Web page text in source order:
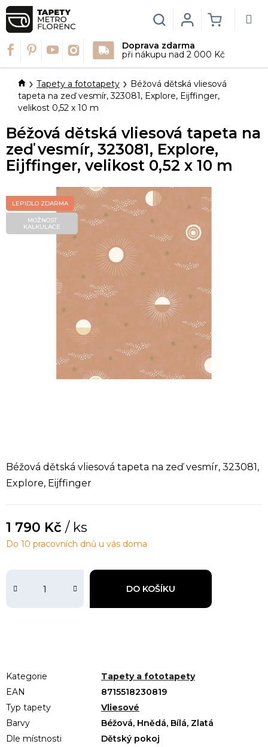
Přejít
na
obsah
Doprava zdarma
při nákupu nad 2 000 Kč
Hledat
KOŠÍK
Login
DomůTapety a fototapety
Béžová dětská vliesová
tapeta na zeď vesmír, 323081, Explore, Eijffinger,
velikost 0,52 x 10 m
Béžová dětská vliesová tapeta na zeď vesmír, 323081,
Explore, Eijffinger
1 790 Kč / ks
DO KOŠÍKU
Do 10 pracovních dnů u vás doma
Kategorie
Tapety a fototapety
EAN
8715518230819
Typ tapety
Vliesové
Barvy
Béžová, Hnědá, Bílá, Zlatá
Dle místnosti
Dětský pokoj
Béžová dětská vliesová tapeta na
zeď vesmír, 323081, Explore,
Eijffinger, velikost 0,52 x 10 m
LEPIDLO ZDARMA
MOŽNOST
KALKULACE